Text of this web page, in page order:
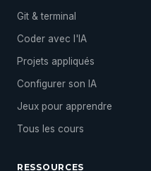
Git & terminal
Coder avec l'IA
Projets appliqués
Configurer son IA
Jeux pour apprendre
Tous les cours
RESSOURCES